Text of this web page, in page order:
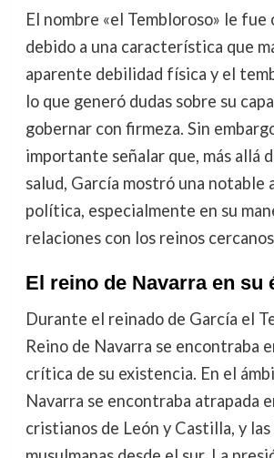
El nombre «el Tembloroso» le fue
debido a una característica que
aparente debilidad física y el
lo que generó dudas sobre su
gobernar con firmeza. Sin
importante señalar que, más allá
salud, García mostró una notable
política, especialmente en su
relaciones con los reinos
El reino de Navarra en su
Durante el reinado de García el
Reino de Navarra se encontraba
crítica de su existencia. En el
Navarra se encontraba atrapada
cristianos de León y Castilla, y